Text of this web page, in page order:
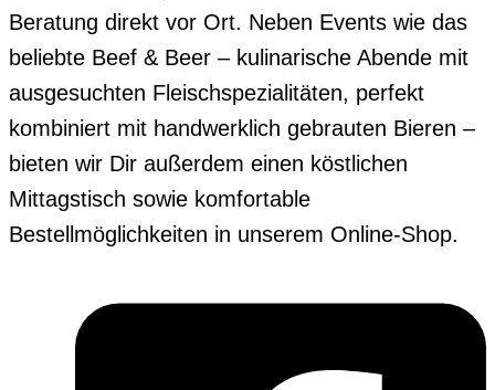
Beratung direkt vor Ort. Neben Events wie das
beliebte Beef & Beer – kulinarische Abende mit
ausgesuchten Fleischspezialitäten, perfekt
kombiniert mit handwerklich gebrauten Bieren –
bieten wir Dir außerdem einen köstlichen
Mittagstisch sowie komfortable
Bestellmöglichkeiten in unserem Online-Shop.